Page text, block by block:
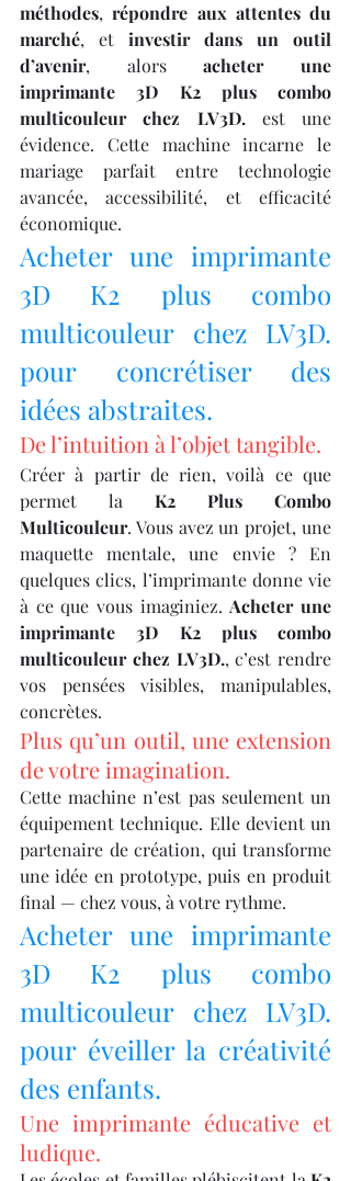
méthodes, répondre aux attentes du
marché, et investir dans un outil
d’avenir, alors acheter une
imprimante 3D K2 plus combo
multicouleur chez LV3D. est une
évidence. Cette machine incarne le
mariage parfait entre technologie
avancée, accessibilité, et efficacité
économique.
Acheter une imprimante
3D K2 plus combo
multicouleur chez LV3D.
pour concrétiser des
idées abstraites.
De l’intuition à l’objet tangible.
Créer à partir de rien, voilà ce que
permet la K2 Plus Combo
Multicouleur. Vous avez un projet, une
maquette mentale, une envie ? En
quelques clics, l’imprimante donne vie
à ce que vous imaginiez. Acheter une
imprimante 3D K2 plus combo
multicouleur chez LV3D., c’est rendre
vos pensées visibles, manipulables,
concrètes.
Plus qu’un outil, une extension
de votre imagination.
Cette machine n’est pas seulement un
équipement technique. Elle devient un
partenaire de création, qui transforme
une idée en prototype, puis en produit
final — chez vous, à votre rythme.
Acheter une imprimante
3D K2 plus combo
multicouleur chez LV3D.
pour éveiller la créativité
des enfants.
Une imprimante éducative et
ludique.